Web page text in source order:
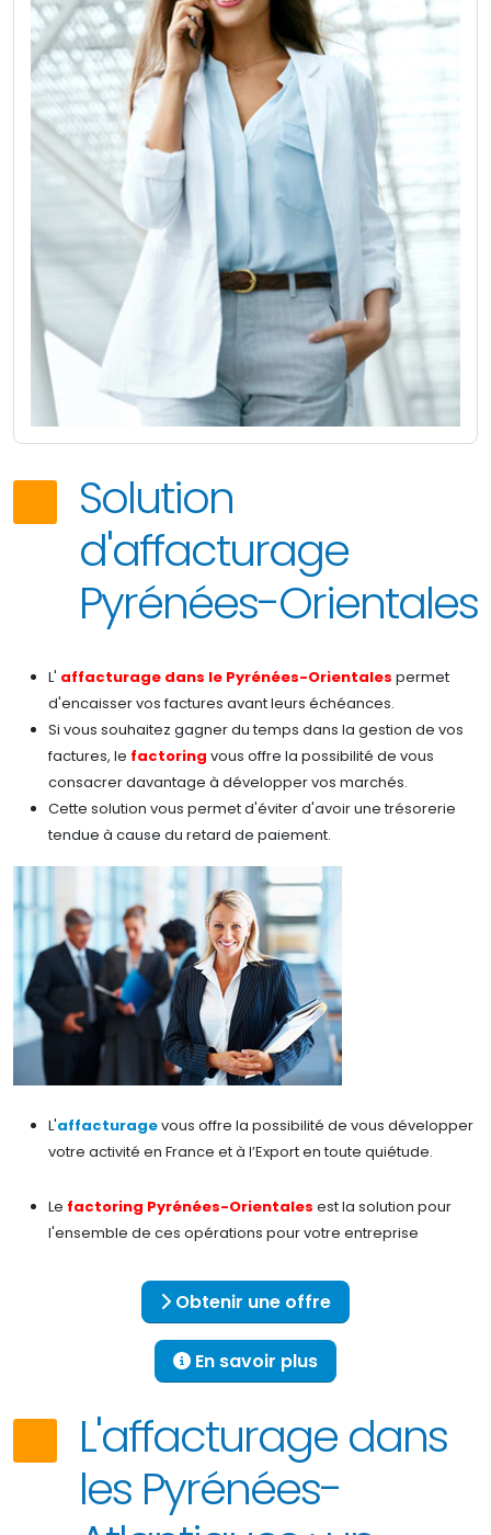
Solution
d'affacturage
Pyrénées-Orientales
L' affacturage dans le Pyrénées-Orientales permet
d'encaisser vos factures avant leurs échéances.
Si vous souhaitez gagner du temps dans la gestion de vos
factures, le factoring vous offre la possibilité de vous
consacrer davantage à développer vos marchés.
Cette solution vous permet d'éviter d'avoir une trésorerie
tendue à cause du retard de paiement.
L'affacturagevous offre la possibilité de vous développer
votre activité en France et à l’Export en toute quiétude.
Le factoring Pyrénées-Orientales est la solution pour
l'ensemble de ces opérations pour votre entreprise
Obtenir une offre
En savoir plus
L'affacturage dans
les Pyrénées-